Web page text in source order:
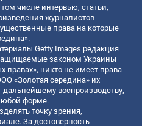
числе интервью, статьи,
журналистов
права на которые
Getty Images редакция
законом Украины
правах», никто не имеет права
«Золотая середина» их
воспроизводству,
форме.
точку зрения,
За достоверность